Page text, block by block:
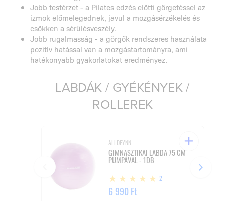
Jobb testérzet - a Pilates edzés előtti görgetéssel az
izmok előmelegednek, javul a mozgásérzékelés és
csökken a sérülésveszély.
Jobb rugalmasság - a görgők rendszeres használata
pozitív hatással van a mozgástartományra, ami
hatékonyabb gyakorlatokat eredményez.
LABDÁK / GYÉKÉNYEK /
ROLLEREK
ALLDEYNN
GIMNASZTIKAI LABDA 75 CM
PUMPÁVAL - 1DB
2
6 990 Ft